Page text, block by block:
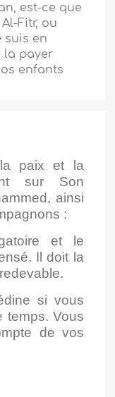
est-ce que
Fitr, ou
suis en
la payer
enfants
paix et la
sur Son
ainsi
:
et le
Il doit la
si vous
temps. Vous
de vos